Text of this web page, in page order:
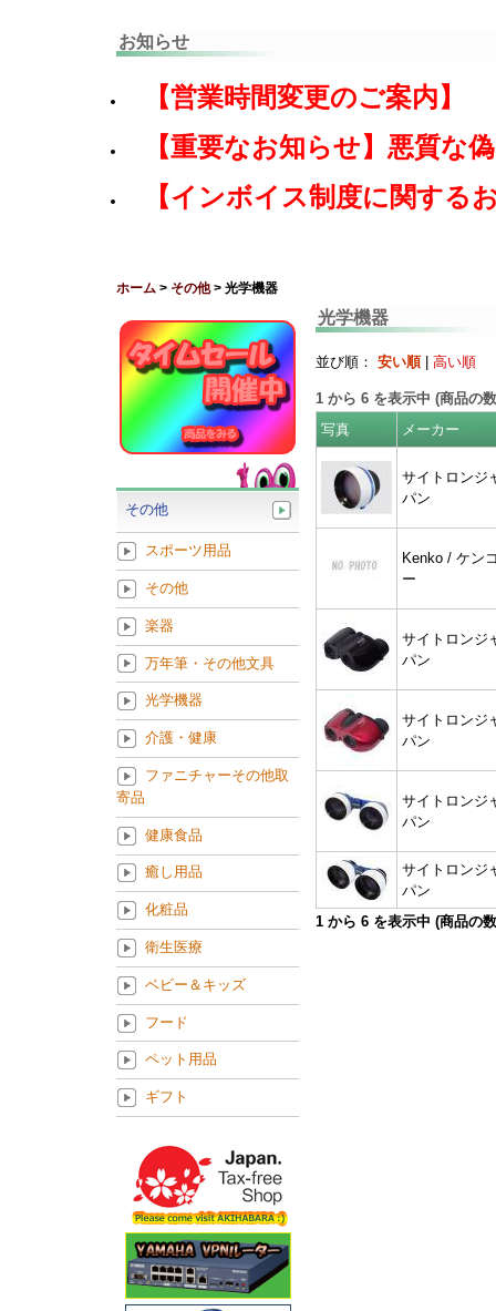
お知らせ
【営業時間変更のご案内】
【重要なお知らせ】悪質な
【インボイス制度に関する
ホーム > その他> 光学機器
光学機器
並び順： 安い順| 高い順
1 から 6 を表示中 (商品の
写真
メーカー
サイトロンジ
パン
Kenko / ケン
ー
サイトロンジ
パン
サイトロンジ
パン
サイトロンジ
パン
サイトロンジ
パン
1 から 6 を表示中 (商品の
その他
スポーツ用品
その他
楽器
万年筆・その他文具
光学機器
介護・健康
ファニチャーその他取
寄品
健康食品
癒し用品
化粧品
衛生医療
ベビー＆キッズ
フード
ペット用品
ギフト